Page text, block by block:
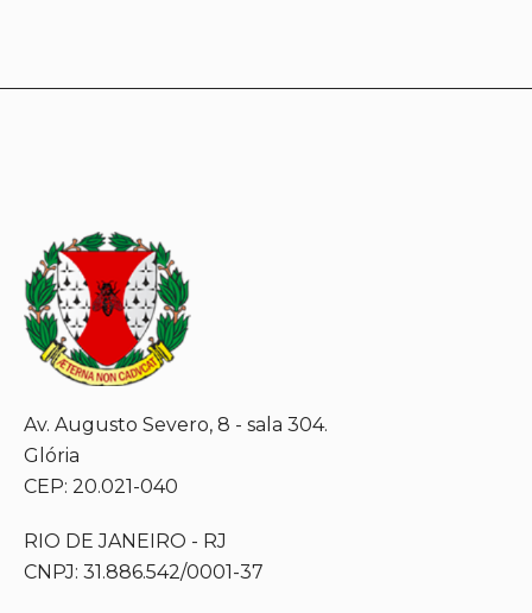
Av. Augusto Severo, 8 - sala 304.
Glória
CEP: 20.021-040
RIO DE JANEIRO - RJ
CNPJ: 31.886.542/0001-37